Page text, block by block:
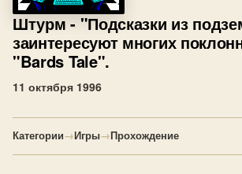
Штурм - "Подсказки из
заинтересуют многих
"Bards Tale".
11 октября 1996
Категории→Игры→Прохождение